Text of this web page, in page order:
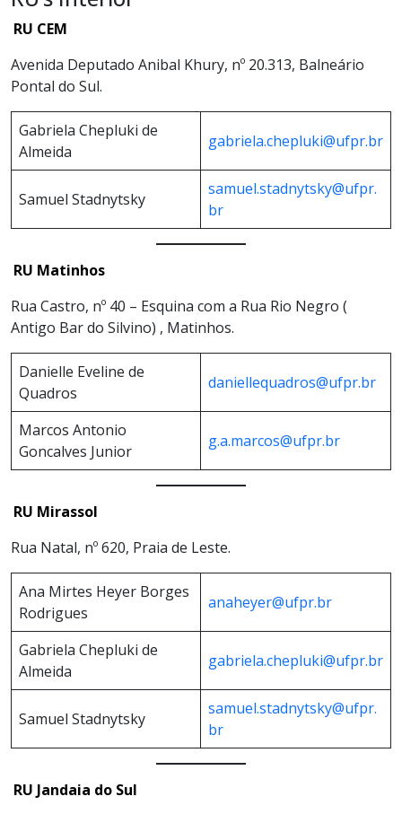
RU CEM
Avenida Deputado Anibal Khury, nº 20.313, Balneário
Pontal do Sul.
Gabriela Chepluki de
Almeida
gabriela.chepluki@ufpr.br
Samuel Stadnytsky
samuel.stadnytsky@ufpr.
br
RU Matinhos
Rua Castro, nº 40 – Esquina com a Rua Rio Negro (
Antigo Bar do Silvino) , Matinhos.
Danielle Eveline de
Quadros
daniellequadros@ufpr.br
Marcos Antonio
Goncalves Junior
g.a.marcos@ufpr.br
RU Mirassol
Rua Natal, nº 620, Praia de Leste.
Ana Mirtes Heyer Borges
Rodrigues
anaheyer@ufpr.br
Gabriela Chepluki de
Almeida
gabriela.chepluki@ufpr.br
Samuel Stadnytsky
samuel.stadnytsky@ufpr.
br
RU Jandaia do Sul